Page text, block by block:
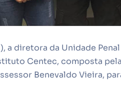
a diretora da Unidade
Centec, composta
Benevaldo Vieira,